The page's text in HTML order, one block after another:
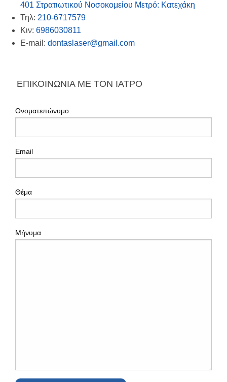
401 Στρατιωτικού Νοσοκομείου Μετρό: Κατεχάκη
Τηλ: 210-6717579
Κιν: 6986030811
E-mail: dontaslaser@gmail.com
ΕΠΙΚΟΙΝΩΝΙΑ ΜΕ ΤΟΝ ΙΑΤΡΟ
Ονοματεπώνυμο
Email
Θέμα
Μήνυμα